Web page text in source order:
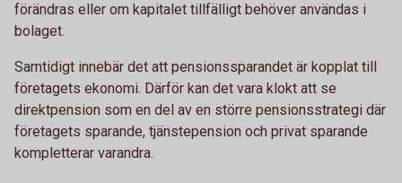
förändras eller om kapitalet tillfälligt behöver användas i
bolaget.
Samtidigt innebär det att pensionssparandet är kopplat till
företagets ekonomi. Därför kan det vara klokt att se
direktpension som en del av en större pensionsstrategi där
företagets sparande, tjänstepension och privat sparande
kompletterar varandra.